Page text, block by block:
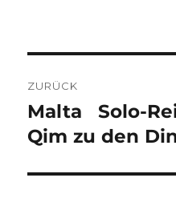
ZURÜCK
Vorheriger
Beitrag:
Malta Solo-
Qim zu den